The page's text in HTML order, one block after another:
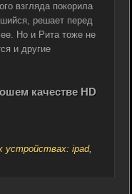
взгляда покорила
решает перед
Но и Рита тоже не
и другие
качестве HD
устройствах: ipad,